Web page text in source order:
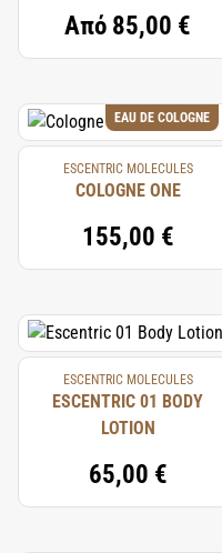
Από 85,00 €
EAU DE COLOGNE
ESCENTRIC MOLECULES
COLOGNE ONE
155,00 €
ESCENTRIC MOLECULES
ESCENTRIC 01 BODY
LOTION
65,00 €